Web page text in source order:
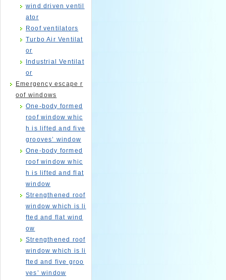
wind driven ventil
ator
Roof ventilators
Turbo Air Ventilat
or
Industrial Ventilat
or
Emergency escape r
oof windows
One-body formed
roof window whic
h is lifted and five
grooves’ window
One-body formed
roof window whic
h is lifted and flat
window
Strengthened roof
window which is li
fted and flat wind
ow
Strengthened roof
window which is li
fted and five groo
ves’ window